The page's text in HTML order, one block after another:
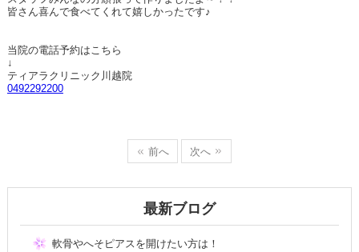
皆さん喜んで食べてくれて嬉しかったです♪
当院の電話予約はこちら
↓
ティアラクリニック川越院
0492292200
前へ 次へ
最新ブログ
軟骨やへそピアスを開けたい方は！